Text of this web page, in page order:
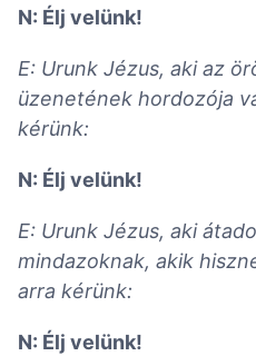
N: Élj velünk!
E: Urunk Jézus, aki az
üzenetének hordozója
kérünk:
N: Élj velünk!
E: Urunk Jézus, aki
mindazoknak, akik
arra kérünk:
N: Élj velünk!